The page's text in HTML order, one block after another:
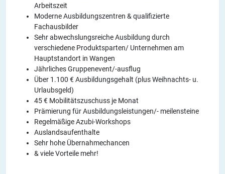
Arbeitszeit
Moderne Ausbildungszentren & qualifizierte
Fachausbilder
Sehr abwechslungsreiche Ausbildung durch
verschiedene Produktsparten/ Unternehmen am
Hauptstandort in Wangen
Jährliches Gruppenevent/-ausflug
Über 1.100 € Ausbildungsgehalt (plus Weihnachts- u.
Urlaubsgeld)
45 € Mobilitätszuschuss je Monat
Prämierung für Ausbildungsleistungen/- meilensteine
Regelmäßige Azubi-Workshops
Auslandsaufenthalte
Sehr hohe Übernahmechancen
& viele Vorteile mehr!